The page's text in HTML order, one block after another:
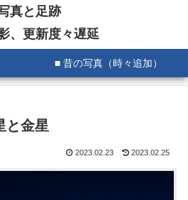
真と足跡
、更新度々遅延
■ 昔の写真（時々追加）
と金星
2023.02.23 2023.02.25